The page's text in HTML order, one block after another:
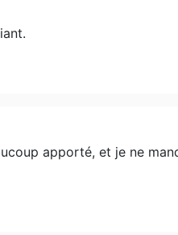
apporté, et je ne